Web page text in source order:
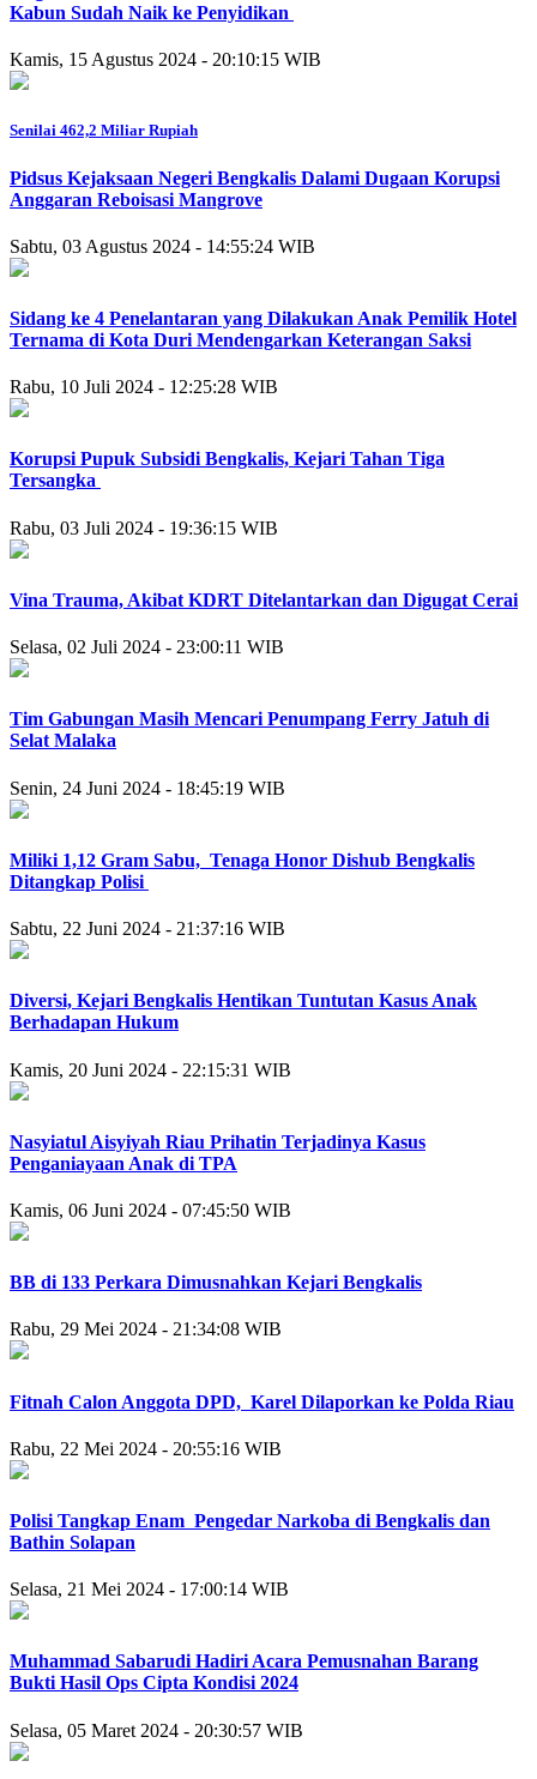
Kabun Sudah Naik ke Penyidikan
Kamis, 15 Agustus 2024 - 20:10:15 WIB
Senilai 462,2 Miliar Rupiah
Pidsus Kejaksaan Negeri Bengkalis Dalami Dugaan Korupsi
Anggaran Reboisasi Mangrove
Sabtu, 03 Agustus 2024 - 14:55:24 WIB
Sidang ke 4 Penelantaran yang Dilakukan Anak Pemilik Hotel
Ternama di Kota Duri Mendengarkan Keterangan Saksi
Rabu, 10 Juli 2024 - 12:25:28 WIB
Korupsi Pupuk Subsidi Bengkalis, Kejari Tahan Tiga
Tersangka
Rabu, 03 Juli 2024 - 19:36:15 WIB
Vina Trauma, Akibat KDRT Ditelantarkan dan Digugat Cerai
Selasa, 02 Juli 2024 - 23:00:11 WIB
Tim Gabungan Masih Mencari Penumpang Ferry Jatuh di
Selat Malaka
Senin, 24 Juni 2024 - 18:45:19 WIB
Miliki 1,12 Gram Sabu, Tenaga Honor Dishub Bengkalis
Ditangkap Polisi
Sabtu, 22 Juni 2024 - 21:37:16 WIB
Diversi, Kejari Bengkalis Hentikan Tuntutan Kasus Anak
Berhadapan Hukum
Kamis, 20 Juni 2024 - 22:15:31 WIB
Nasyiatul Aisyiyah Riau Prihatin Terjadinya Kasus
Penganiayaan Anak di TPA
Kamis, 06 Juni 2024 - 07:45:50 WIB
BB di 133 Perkara Dimusnahkan Kejari Bengkalis
Rabu, 29 Mei 2024 - 21:34:08 WIB
Fitnah Calon Anggota DPD, Karel Dilaporkan ke Polda Riau
Rabu, 22 Mei 2024 - 20:55:16 WIB
Polisi Tangkap Enam Pengedar Narkoba di Bengkalis dan
Bathin Solapan
Selasa, 21 Mei 2024 - 17:00:14 WIB
Muhammad Sabarudi Hadiri Acara Pemusnahan Barang
Bukti Hasil Ops Cipta Kondisi 2024
Selasa, 05 Maret 2024 - 20:30:57 WIB